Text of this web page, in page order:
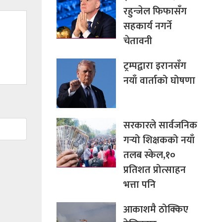
रहुन्जेल फिफासँग
सहकार्य नगर्ने
चेतावनी
ट्रम्पद्वारा इरानसँग
नयाँ वार्ताको घोषणा
सरकारले सार्वजनिक
गर्‍यो शिक्षकको नयाँ
तलब स्केल,१०
प्रतिशत प्रोत्साहन
भत्ता पनि
आकाशमै ठोक्किए